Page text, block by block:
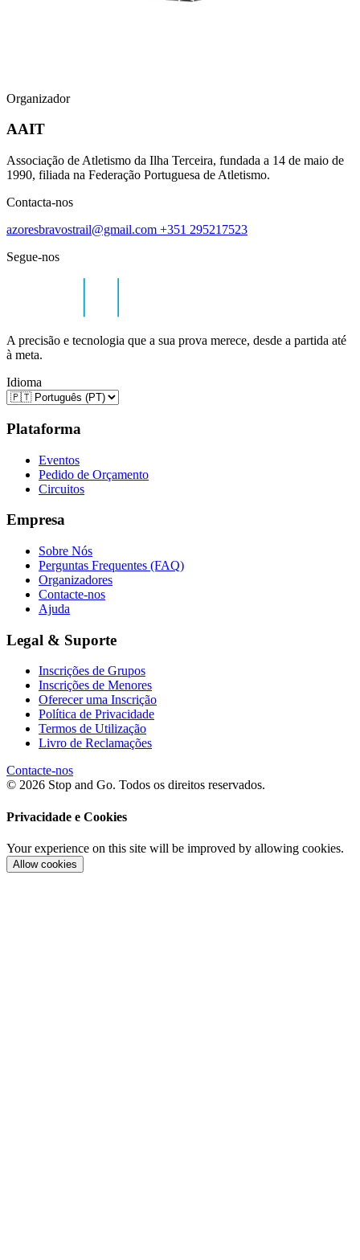
Organizador
AAIT
Associação de Atletismo da Ilha Terceira, fundada a 14 de maio de
1990, filiada na Federação Portuguesa de Atletismo.
Contacta-nos
azoresbravostrail@gmail.com +351 295217523
Segue-nos
A precisão e tecnologia que a sua prova merece, desde a partida até
à meta.
Idioma
Plataforma
Eventos
Pedido de Orçamento
Circuitos
Empresa
Sobre Nós
Perguntas Frequentes (FAQ)
Organizadores
Contacte-nos
Ajuda
Legal & Suporte
Inscrições de Grupos
Inscrições de Menores
Oferecer uma Inscrição
Política de Privacidade
Termos de Utilização
Livro de Reclamações
Contacte-nos
© 2026 Stop and Go. Todos os direitos reservados.
Privacidade e Cookies
Your experience on this site will be improved by allowing cookies.
Allow cookies